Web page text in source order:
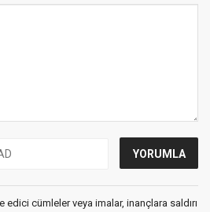
edici cümleler veya imalar, inançlara saldırı